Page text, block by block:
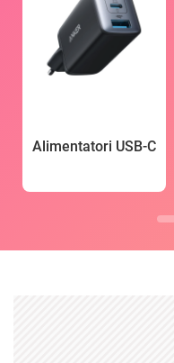
Alimentatori USB-C